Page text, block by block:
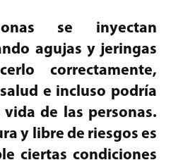
se inyectan
agujas y jeringas
correctamente,
e incluso podría
de las personas.
y libre de riesgos es
ciertas condiciones